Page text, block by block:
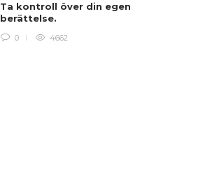
Ta kontroll över din egen
berättelse.
0 4662